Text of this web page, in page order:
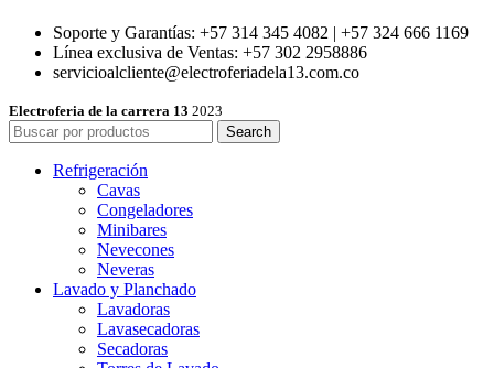
Soporte y Garantías: +57 314 345 4082 | +57 324 666 1169
Línea exclusiva de Ventas: +57 302 2958886
servicioalcliente@electroferiadela13.com.co
Electroferia de la carrera 13 2023
Search
Refrigeración
Cavas
Congeladores
Minibares
Nevecones
Neveras
Lavado y Planchado
Lavadoras
Lavasecadoras
Secadoras